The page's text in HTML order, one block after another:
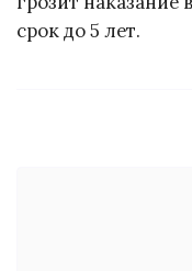
срок до 5 лет.